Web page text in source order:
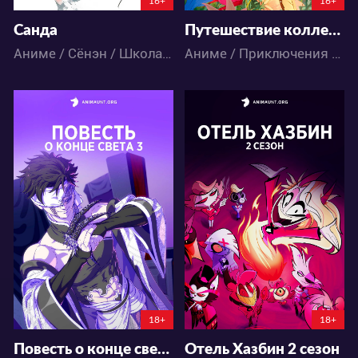
Санда
Аниме / Сёнэн / Школа / Экшен
Путешествие коллекционера по другому миру
Аниме / Приключения / Фэнтези
17831
27 14
18+
Повесть о конце света 3
13539
85 46
18+
Отель Хазбин 2 сезон